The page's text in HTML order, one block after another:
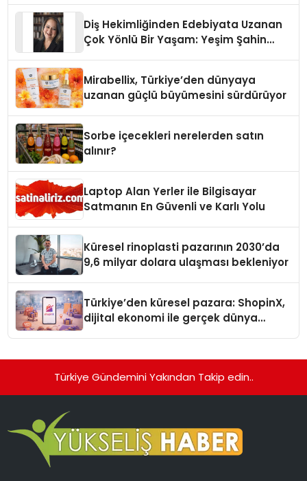
Diş Hekimliğinden Edebiyata Uzanan
Çok Yönlü Bir Yaşam: Yeşim Şahin
Mirabellix, Türkiye’den dünyaya
uzanan güçlü büyümesini sürdürüyor
Sorbe içecekleri nerelerden satın
alınır?
Laptop Alan Yerler ile Bilgisayar
Satmanın En Güvenli ve Karlı Yolu
Küresel rinoplasti pazarının 2030’da
9,6 milyar dolara ulaşması bekleniyor
Türkiye’den küresel pazara: ShopinX,
dijital ekonomi ile gerçek dünya
Türkiye Gündemini Yakından Takip edin..